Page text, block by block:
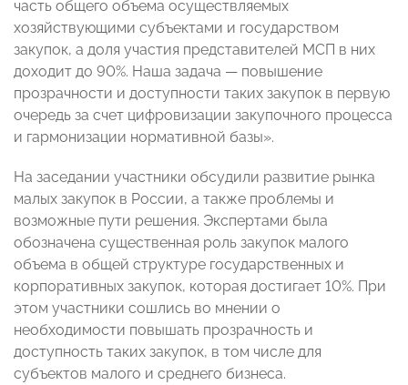
часть общего объема осуществляемых
хозяйствующими субъектами и государством
закупок, а доля участия представителей МСП в них
доходит до 90%. Наша задача — повышение
прозрачности и доступности таких закупок в первую
очередь за счет цифровизации закупочного процесса
и гармонизации нормативной базы».
На заседании участники обсудили развитие рынка
малых закупок в России, а также проблемы и
возможные пути решения. Экспертами была
обозначена существенная роль закупок малого
объема в общей структуре государственных и
корпоративных закупок, которая достигает 10%. При
этом участники сошлись во мнении о
необходимости повышать прозрачность и
доступность таких закупок, в том числе для
субъектов малого и среднего бизнеса.